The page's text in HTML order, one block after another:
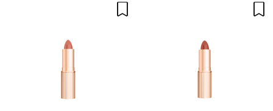
Ich habe hier kein Konto